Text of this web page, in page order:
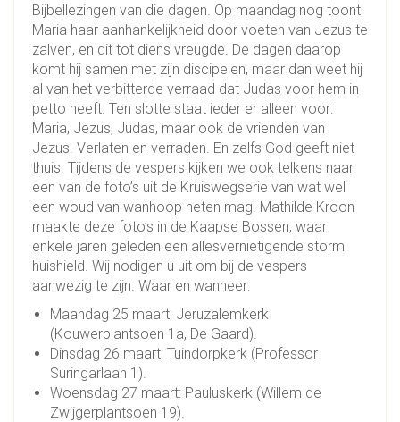
Bijbellezingen van die dagen. Op maandag nog toont
Maria haar aanhankelijkheid door voeten van Jezus te
zalven, en dit tot diens vreugde. De dagen daarop
komt hij samen met zijn discipelen, maar dan weet hij
al van het verbitterde verraad dat Judas voor hem in
petto heeft. Ten slotte staat ieder er alleen voor:
Maria, Jezus, Judas, maar ook de vrienden van
Jezus. Verlaten en verraden. En zelfs God geeft niet
thuis. Tijdens de vespers kijken we ook telkens naar
een van de foto’s uit de Kruiswegserie van wat wel
een woud van wanhoop heten mag. Mathilde Kroon
maakte deze foto’s in de Kaapse Bossen, waar
enkele jaren geleden een allesvernietigende storm
huishield. Wij nodigen u uit om bij de vespers
aanwezig te zijn. Waar en wanneer:
Maandag 25 maart: Jeruzalemkerk
(Kouwerplantsoen 1a, De Gaard).
Dinsdag 26 maart: Tuindorpkerk (Professor
Suringarlaan 1).
Woensdag 27 maart: Pauluskerk (Willem de
Zwijgerplantsoen 19).